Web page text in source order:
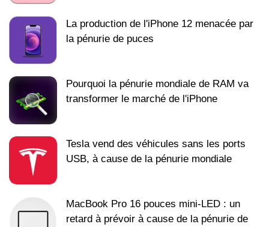
La production de l'iPhone 12 menacée par
la pénurie de puces
Pourquoi la pénurie mondiale de RAM va
transformer le marché de l'iPhone
Tesla vend des véhicules sans les ports
USB, à cause de la pénurie mondiale
MacBook Pro 16 pouces mini-LED : un
retard à prévoir à cause de la pénurie de